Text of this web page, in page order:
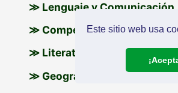
Este sitio web usa
≫ Lenguaje y Comunicación
≫ Competencia Lingüítica
≫ Literatura
≫ Geografía